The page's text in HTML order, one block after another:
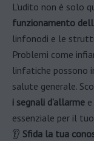
L’udito non è solo
funzionamento
linfonodi e le
Problemi come
linfatiche possono
salute generale.
i segnali d’allarme
essenziale per il
👂 Sfida la tua